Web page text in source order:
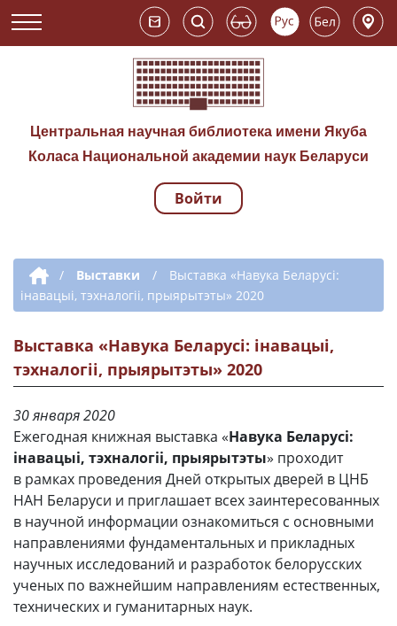
Центральная научная библиотека имени Якуба
Коласа Национальной академии наук Беларуси
Навигация по
Войти
Дополнительная навигация
/ Выставки /
Выставка «Навука Беларусі:
інавацыі, тэхналогіі, прыярытэты» 2020
Выставка «Навука Беларусі: інавацыі,
тэхналогіі, прыярытэты» 2020
30 января 2020
Ежегодная книжная выставка «Навука Беларусі:
інавацыі, тэхналогіі, прыярытэты» проходит
в рамках проведения Дней открытых дверей в ЦНБ
НАН Беларуси и приглашает всех заинтересованных
в научной информации ознакомиться с основными
направлениями фундаментальных и прикладных
научных исследований и разработок белорусских
ученых по важнейшим направлениям естественных,
технических и гуманитарных наук.